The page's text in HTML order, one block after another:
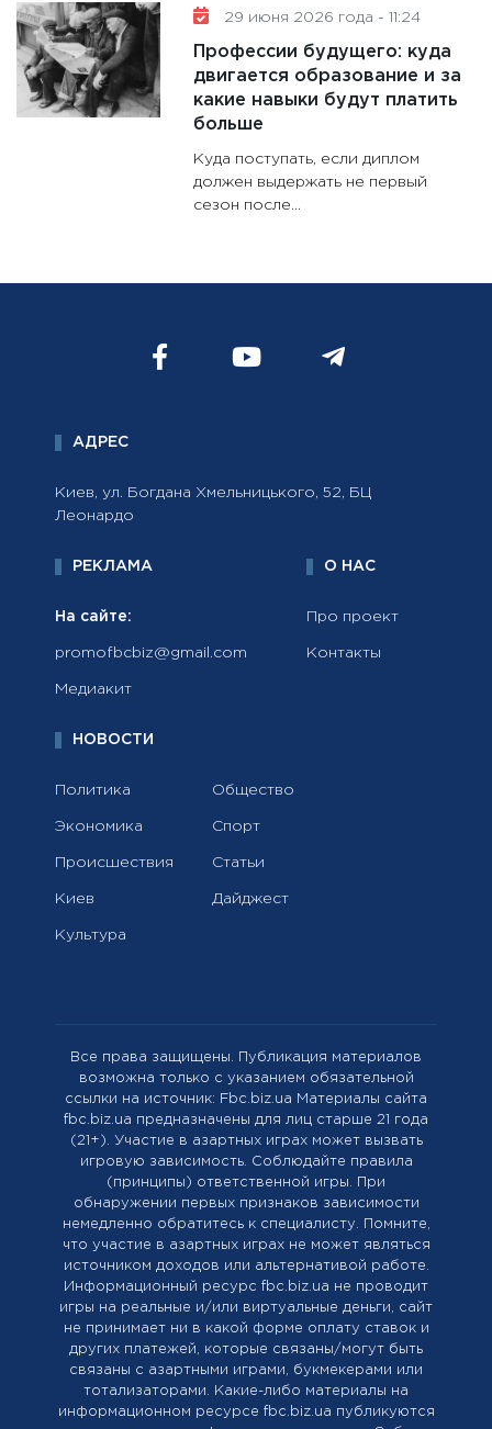
9 августа 2026 года - 18:33
FAZ: в ЕС предлагают создать новый
орган для управления замороженными
В Европейском Союзе обсуждается новая
переданы специально созданной структуре,
29 июня 2026 года - 11:24
Профессии будущего: куда
двигается образование и за
какие навыки будут платить
больше
Куда поступать, если диплом
должен выдержать не первый
сезон после...
АДРЕС
Киев, ул. Богдана Хмельницького, 52, БЦ
Леонардо
РЕКЛАМА
На сайте:
promofbcbiz@gmail.com
Медиакит
О НАС
Про проект
Контакты
НОВОСТИ
Политика
Экономика
Происшествия
Киев
Культура
Общество
Спорт
Статьи
Дайджест
Все права защищены. Публикация материалов
возможна только с указанием обязательной
ссылки на источник: Fbc.biz.ua Материалы сайта
fbc.biz.ua предназначены для лиц старше 21 года
(21+). Участие в азартных играх может вызвать
игровую зависимость. Соблюдайте правила
(принципы) ответственной игры. При
обнаружении первых признаков зависимости
немедленно обратитесь к специалисту. Помните,
что участие в азартных играх не может являться
источником доходов или альтернативой работе.
Информационный ресурс fbc.biz.ua не проводит
игры на реальные и/или виртуальные деньги, сайт
не принимает ни в какой форме оплату ставок и
других платежей, которые связаны/могут быть
связаны с азартными играми, букмекерами или
тотализаторами. Какие-либо материалы на
информационном ресурсе fbc.biz.ua публикуются